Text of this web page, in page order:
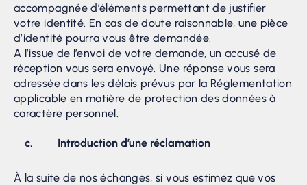
accompagnée d’éléments permettant de justifier
votre identité. En cas de doute raisonnable, une pièce
d’identité pourra vous être demandée.
A l’issue de l’envoi de votre demande, un accusé de
réception vous sera envoyé. Une réponse vous sera
adressée dans les délais prévus par la Réglementation
applicable en matière de protection des données à
caractère personnel.
c. Introduction d’une réclamation
À la suite de nos échanges, si vous estimez que vos